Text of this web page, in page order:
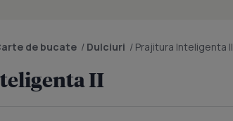
de bucate / Dulciuri / Prajitura Inteligenta II
II